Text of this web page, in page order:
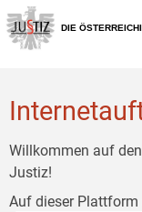
Zur
Hauptnavigation
[1]
Zum
Inhalt
[2]
DIE
Willkommen auf
Justiz!
Auf dieser Plattform